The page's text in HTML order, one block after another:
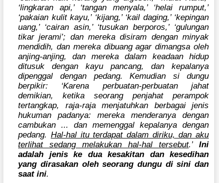
‘lingkaran api,’ ‘tangan menyala,’ ‘helai rumput,’
‘pakaian kulit kayu,’ ‘kijang,’ ‘kail daging,’ ‘kepingan
uang,’ ‘cairan asin,’ ‘tusukan berporos,’ ‘gulungan
tikar jerami’; dan mereka disiram dengan minyak
mendidih, dan mereka dibuang agar dimangsa oleh
anjing-anjing, dan mereka dalam keadaan hidup
ditusuk dengan kayu pancang, dan kepalanya
dipenggal dengan pedang. Kemudian si dungu
berpikir: ‘Karena perbuatan-perbuatan jahat
demikian, ketika seorang penjahat perampok
tertangkap, raja-raja menjatuhkan berbagai jenis
hukuman padanya: mereka menderanya dengan
cambukan ... dan memenggal kepalanya dengan
pedang. Hal-hal itu terdapat dalam diriku, dan aku
terlihat sedang melakukan hal-hal tersebut.’Ini
adalah jenis ke dua kesakitan dan kesedihan
yang dirasakan oleh seorang dungu di sini dan
saat ini.